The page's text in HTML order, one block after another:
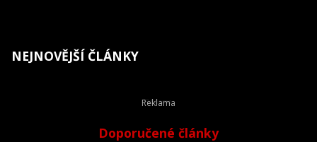
NEJNOVĚJŠÍ ČLÁNKY
Doporučené články